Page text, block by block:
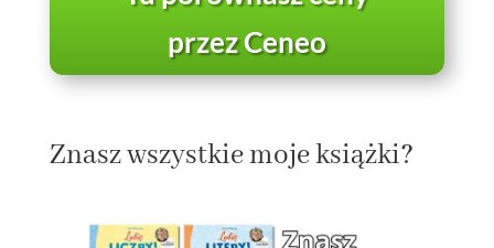
przez Ceneo
Znasz wszystkie moje książki?